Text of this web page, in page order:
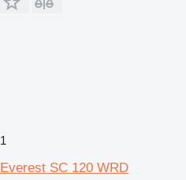
1
Everest SC 120 WRD